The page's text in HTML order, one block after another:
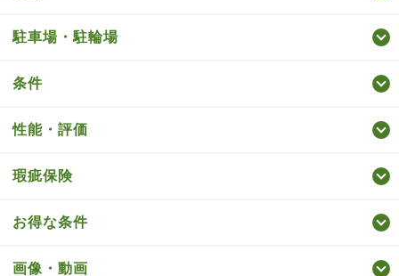
駐車場・駐輪場
条件
性能・評価
瑕疵保険
お得な条件
画像・動画